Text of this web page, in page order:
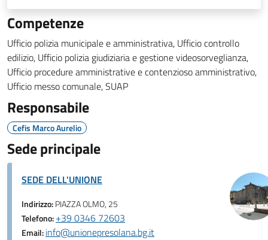
Competenze
Ufficio polizia municipale e amministrativa, Ufficio controllo
edilizio, Ufficio polizia giudiziaria e gestione videosorveglianza,
Ufficio procedure amministrative e contenzioso amministrativo,
Ufficio messo comunale, SUAP
Responsabile
Cefis Marco Aurelio
Sede principale
SEDE DELL'UNIONE
Indirizzo:PIAZZA OLMO, 25
Telefono:+39 0346 72603
Email:info@unionepresolana.bg.it